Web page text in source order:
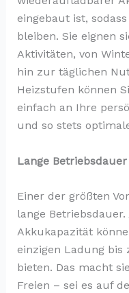
eingebaut ist,
bleiben. Sie eignen
Aktivitäten, von
hin zur täglichen
Heizstufen können
einfach an Ihre
und so stets
Lange
Einer der größten
lange
Akkukapazität
einzigen Ladung bis
bieten. Das macht
Freien – sei es auf